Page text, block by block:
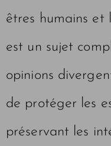
êtres humains et
est un sujet
opinions
de protéger les
préservant les